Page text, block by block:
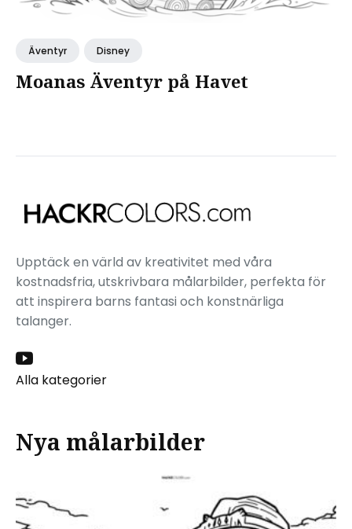
Äventyr Disney
Moanas Äventyr på Havet
Upptäck en värld av kreativitet med våra
kostnadsfria, utskrivbara målarbilder, perfekta för
att inspirera barns fantasi och konstnärliga
talanger.
Alla kategorier
Nya målarbilder